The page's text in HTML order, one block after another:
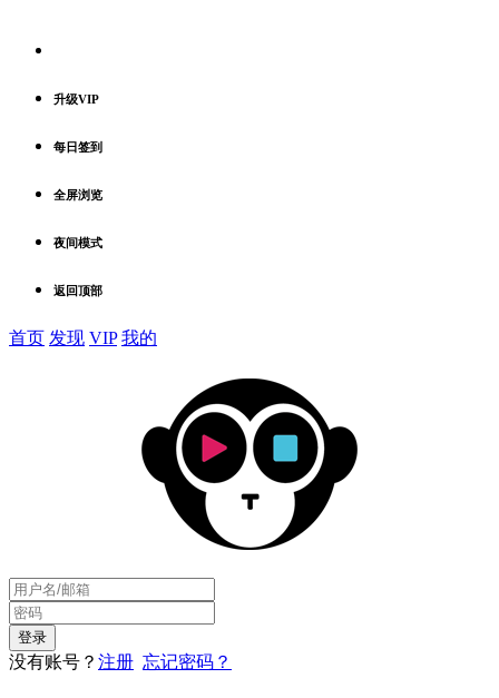
升级VIP
每日签到
全屏浏览
夜间模式
返回顶部
首页 发现 VIP 我的
没有账号？ 注册 忘记密码？